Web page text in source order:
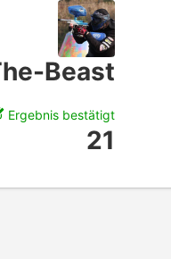
Beast
Ergebnis bestätigt
21